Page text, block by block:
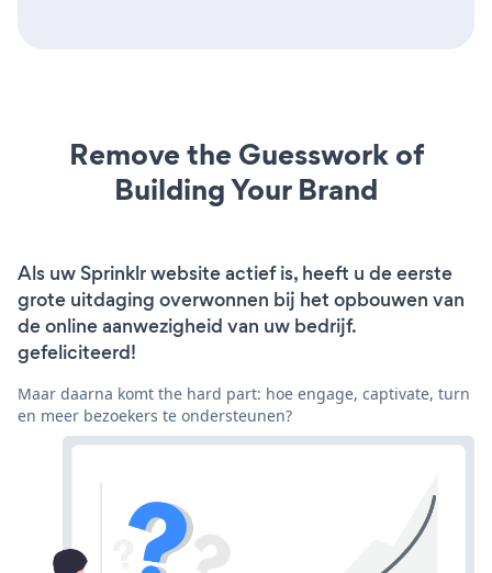
Remove the Guesswork of
Building Your Brand
Als uw Sprinklr website actief is, heeft u de eerste
grote uitdaging overwonnen bij het opbouwen van
de online aanwezigheid van uw bedrijf.
gefeliciteerd!
Maar daarna komt the hard part: hoe engage, captivate, turn
en meer bezoekers te ondersteunen?